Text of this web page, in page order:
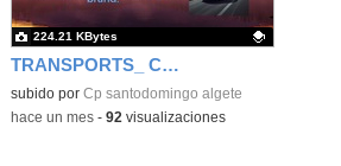
TRANSPORTS_ CARS
Contenido educativo.
subido por Cp santodomingo algete
224.21 KBytes
-hace un mes- 92 visualizaciones